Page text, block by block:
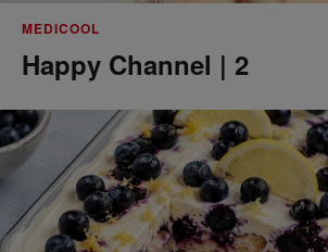
MEDICOOL
Happy Channel | 2